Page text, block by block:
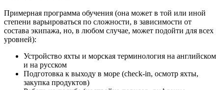
Примерная программа обучения (она может в той или иной
степени варьироваться по сложности, в зависимости от
состава экипажа, но, в любом случае, может подойти для всех
уровней):
Устройство яхты и морская терминология на английском
и на русском
Подготовка к выходу в море (check-in, осмотр яхты,
закупка продуктов)